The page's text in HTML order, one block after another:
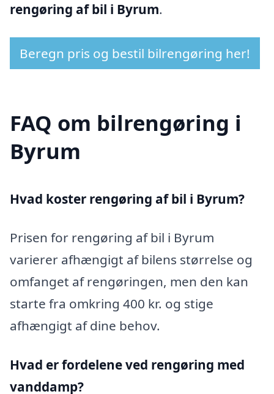
rengøring af bil i Byrum.
Beregn pris og bestil bilrengøring her!
FAQ om bilrengøring i
Byrum
Hvad koster rengøring af bil i Byrum?
Prisen for rengøring af bil i Byrum
varierer afhængigt af bilens størrelse og
omfanget af rengøringen, men den kan
starte fra omkring 400 kr. og stige
afhængigt af dine behov.
Hvad er fordelene ved rengøring med
vanddamp?